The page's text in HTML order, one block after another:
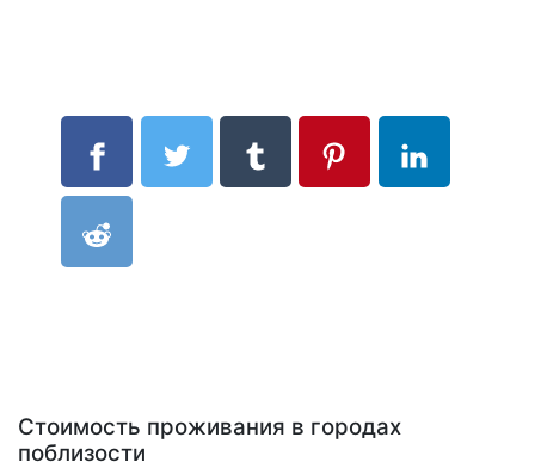
Стоимость проживания в городах
поблизости